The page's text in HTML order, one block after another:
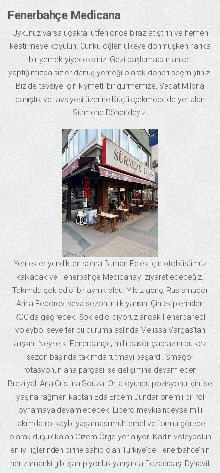
Fenerbahçe Medicana
Uykunuz varsa uçakta lütfen önce biraz atıştırın ve hemen
kestirmeye koyulun. Çünkü öğlen ülkeye dönmüşken harika
bir yemek yiyeceksiniz. Gezi başlamadan anket
yaptığımızda sizler dönüş yemeği olarak döneri seçmiştiniz.
Biz de tavsiye için kıymetli bir gurmemize, Vedat Milor’a
danıştık ve tavsiyesi üzerine Küçükçekmece’de yer alan
Sürmene Döner’deyiz.
Yemekler yendikten sonra Burhan Felek için otobüsümüz
kalkacak ve Fenerbahçe Medicana’yı ziyaret edeceğiz.
Takımda şok edici bir ayrılık oldu. Yıldız genç, Rus smaçör
Arina Fedorovtseva sezonun ilk yarısını Çin ekiplerinden
ROC’da geçirecek. Şok edici diyoruz ancak Fenerbaheçli
voleybol severler bu duruma aslında Melissa Vargas’tan
alışkın. Neyse ki Fenerbahçe, milli pasör çaprazını bu kez
sezon başında takımda tutmayı başardı. Smaçör
rotasyonun ana parçası ise gelişimine devam eden
Brezilyalı Ana Cristina Souza. Orta oyuncu pozisyonu için ise
yaşına rağmen kaptan Eda Erdem Dündar önemli bir rol
oynamaya devam edecek. Libero mevkisindeyse milli
takımda rol kaybı yaşaması muhtemel ve formu görece
olarak düşük kalan Gizem Örge yer alıyor. Kadın voleybolun
en iyi liglerinden birine sahip olan Türkiye’de Fenerbahçe’nin
her zamanki gibi şampiyonluk yarışında Eczacıbaşı Dynavit